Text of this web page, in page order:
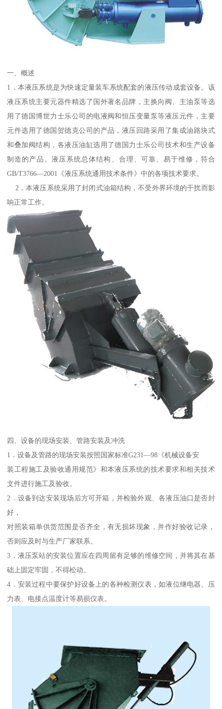
一、概述
1．本液压系统是为快速定量装车系统配套的液压传动成套设备。该
液压系统主要元器件精选了国外著名品牌，主换向阀、主油泵等选
用了德国博世力士乐公司的电液阀和恒压变量泵等液压元件，主要
元件选用了德国贺德克公司的产品，液压回路采用了集成油路块式
和叠加阀结构，各液压油缸选用了德国力士乐公司技术和生产设备
制造的产品。液压系统总体结构、合理、可靠、易于维修，符合
GB/T3766—2001《液压系统通用技术条件》中的各项技术要求。
2．本液压系统采用了封闭式油箱结构，不受外界环境的干扰而影
响正常工作。
四、设备的现场安装、管路安装及冲洗
1．设备及管路的现场安装按照国家标准G231—98《机械设备安
装工程施工及验收通用规范》和本液压系统的技术要求和相关技术
文件进行施工及验收。
2．设备到达安装现场后方可开箱，并检验外观、各液压油口是否封
好，
对照装箱单供货范围是否齐全，有无损坏现象，并作好验收记录，
否则应及时与生产厂家联系。
3．液压泵站的安装位置应在四周留有足够的维修空间，并将其在基
础上固定牢固，不得松动。
4．安装过程中要保护好设备上的各种检测仪表，如液位继电器、压
力表、电接点温度计等易损仪表。